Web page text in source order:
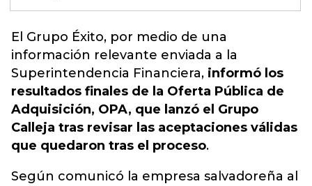
El Grupo Éxito, por medio de una
información relevante enviada a la
Superintendencia Financiera, informó los
resultados finales de la Oferta Pública de
Adquisición, OPA, que lanzó el Grupo
Calleja tras revisar las aceptaciones válidas
que quedaron tras el proceso.
Según comunicó la empresa salvadoreña al